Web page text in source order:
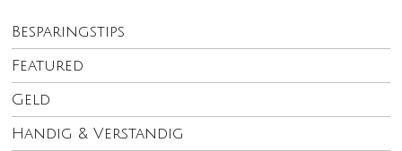
Besparingstips
Featured
Geld
Handig & Verstandig